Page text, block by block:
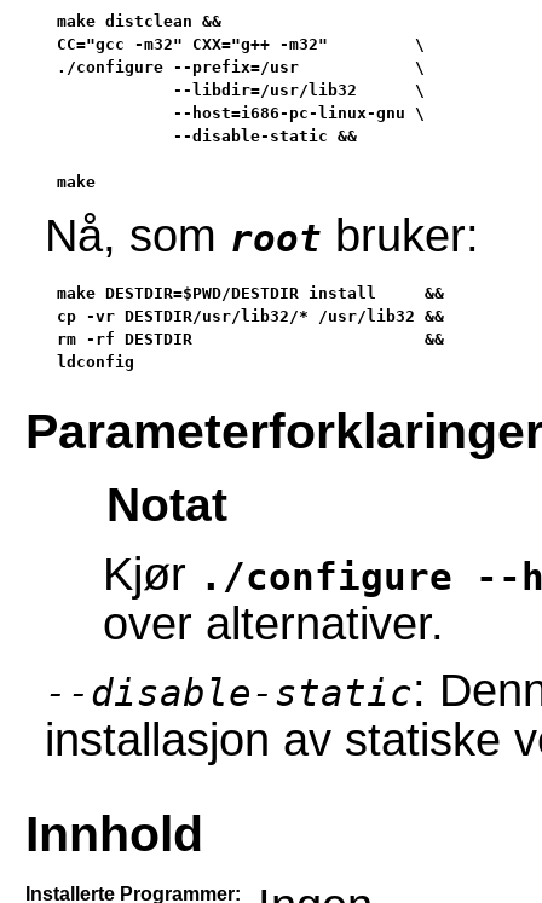
make distclean &&
CC="gcc -m32" CXX="g++ -m32"         \
./configure --prefix=/usr            \
            --libdir=/usr/lib32      \
            --host=i686-pc-linux-gnu \
            --disable-static &&
make
Nå, som root bruker:
make DESTDIR=$PWD/DESTDIR install     &&
cp -vr DESTDIR/usr/lib32/* /usr/lib32 &&
rm -rf DESTDIR                        &&
ldconfig
Notat
Kjør ./configure --
over alternativer.
--disable-static:
installasjon av statiske
Innhold
Installerte Programmer: